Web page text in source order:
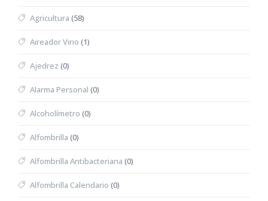
Agricultura (58)
Aireador Vino (1)
Ajedrez (0)
Alarma Personal (0)
Alcoholímetro (0)
Alfombrilla (0)
Alfombrilla Antibacteriana (0)
Alfombrilla Calendario (0)